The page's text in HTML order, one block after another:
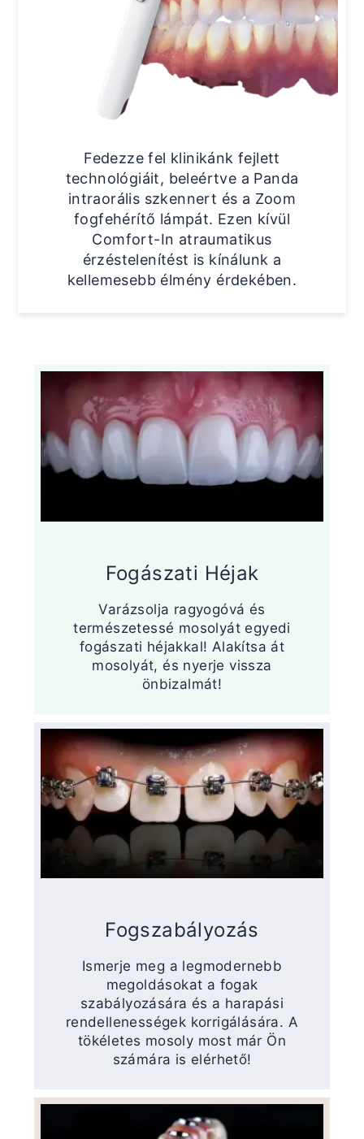
Fedezze fel klinikánk fejlett
technológiáit, beleértve a Panda
intraorális szkennert és a Zoom
fogfehérítő lámpát. Ezen kívül
Comfort-In atraumatikus
érzéstelenítést is kínálunk a
kellemesebb élmény érdekében.
Fogászati Héjak
Varázsolja ragyogóvá és
természetessé mosolyát egyedi
fogászati héjakkal! Alakítsa át
mosolyát, és nyerje vissza
önbizalmát!
Fogszabályozás
Ismerje meg a legmodernebb
megoldásokat a fogak
szabályozására és a harapási
rendellenességek korrigálására. A
tökéletes mosoly most már Ön
számára is elérhető!